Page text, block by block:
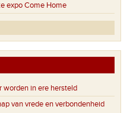
expo Come Home
worden in ere hersteld
van vrede en verbondenheid